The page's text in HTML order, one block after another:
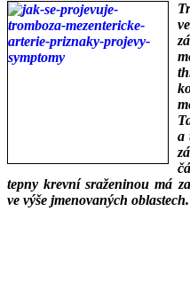
a
tepny krevní sraženinou má
ve výše jmenovaných oblastech.